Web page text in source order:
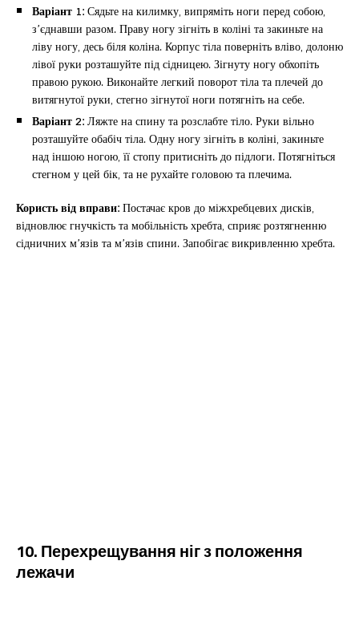
Варіант 1:Сядьте на килимку, випряміть ноги перед собою,
з’єднавши разом. Праву ногу зігніть в коліні та закиньте на
ліву ногу, десь біля коліна. Корпус тіла поверніть вліво, долоню
лівої руки розташуйте під сідницею. Зігнуту ногу обхопіть
правою рукою. Виконайте легкий поворот тіла та плечей до
витягнутої руки, стегно зігнутої ноги потягніть на себе.
Варіант 2:Ляжте на спину та розслабте тіло. Руки вільно
розташуйте обабіч тіла. Одну ногу зігніть в коліні, закиньте
над іншою ногою, її стопу притисніть до підлоги. Потягніться
стегном у цей бік, та не рухайте головою та плечима.
Користь від вправи:Постачає кров до міжхребцевих дисків,
відновлює гнучкість та мобільність хребта, сприяє розтягненню
сідничних м’язів та м’язів спини. Запобігає викривленню хребта.
10. Перехрещування ніг з положення
лежачи